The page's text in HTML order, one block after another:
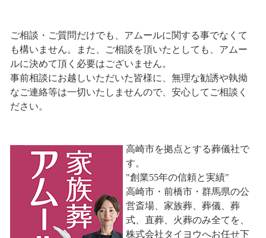
ご相談・ご質問だけでも、アムールに関する事でなくて
も構いません。また、ご相談を頂いたとしても、アムー
ルに決めて頂く必要はございません。
事前相談にお越しいただいた皆様に、無理な勧誘や執拗
なご連絡等は一切いたしませんので、安心してご相談く
ださい。
高崎市を拠点とする葬儀社で
す。
"創業55年の信頼と実績"
高崎市・前橋市・群馬県の公
営斎場、家族葬、葬儀、葬
式、直葬、火葬のみ全てを、
株式会社タイヨウへお任せ下